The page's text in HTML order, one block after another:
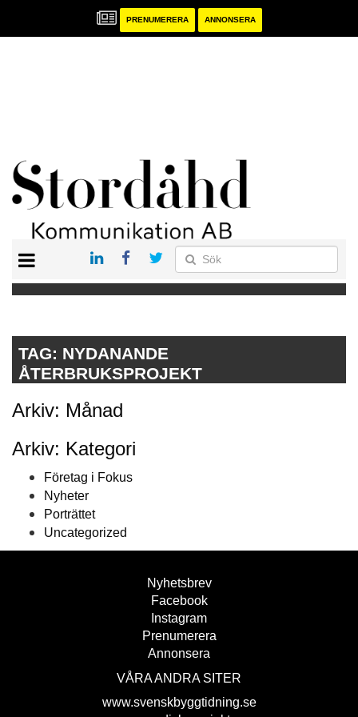
PRENUMERERA ANNONSERA
TAG: NYDANANDE
ÅTERBRUKSPROJEKT
Arkiv: Månad
Arkiv: Kategori
Företag i Fokus
Nyheter
Porträttet
Uncategorized
Nyhetsbrev
Facebook
Instagram
Prenumerera
Annonsera
VÅRA ANDRA SITER
www.svenskbyggtidning.se